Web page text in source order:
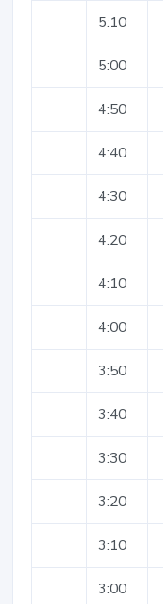
5:10
5:00
4:50
4:40
4:30
4:20
4:10
4:00
3:50
3:40
3:30
3:20
3:10
3:00